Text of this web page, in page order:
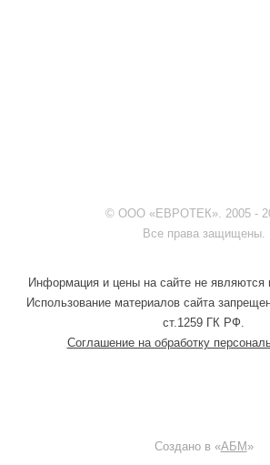
© ООО «ЕВРОТЕК». 2005 -
Все права защищены.
Информация и цены на сайте не являются
Использование материалов сайта
ст.1259 ГК РФ.
Соглашение на обработку
Создано в «АБМ »